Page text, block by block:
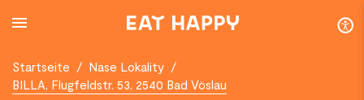
TO
Startseite / Nase Lokality /
BILLA, Flugfeldstr. 53, 2540 Bad Vöslau